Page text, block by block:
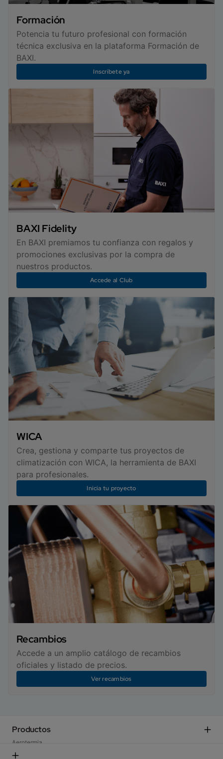
Formación
Potencia tu futuro profesional con formación
técnica exclusiva en la plataforma Formación de
BAXI.
Inscríbete ya
BAXI Fidelity
En BAXI premiamos tu confianza con regalos y
promociones exclusivas por la compra de
nuestros productos.
Accede al Club
WICA
Crea, gestiona y comparte tus proyectos de
climatización con WICA, la herramienta de BAXI
para profesionales.
Inicia tu proyecto
Recambios
Accede a un amplio catálogo de recambios
oficiales y listado de precios.
Ver recambios
Productos
Aerotermia
Calderas domésticas​